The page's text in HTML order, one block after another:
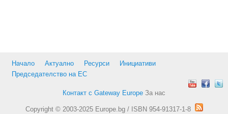
Начало Актуално Ресурси
Инициативи
Председателство на ЕС
Контакт с Gateway Europe За нас
Copyright © 2003-2025 Europe.bg / ISBN 954-91317-1-8